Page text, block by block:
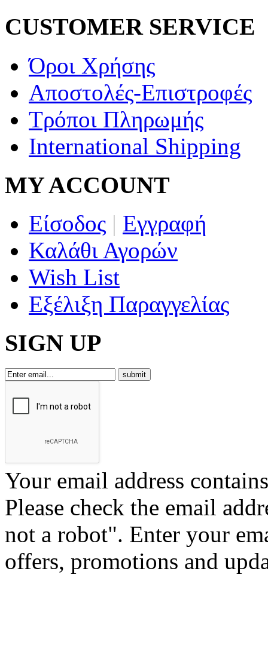
CUSTOMER SERVICE
Όροι Χρήσης
Αποστολές-Επιστροφές
Τρόποι Πληρωμής
International Shipping
MY ACCOUNT
Είσοδος | Εγγραφή
Καλάθι Αγορών
Wish List
Εξέλιξη Παραγγελίας
SIGN UP
Your email address
Please check the email
not a robot". Enter your
offers, promotions and